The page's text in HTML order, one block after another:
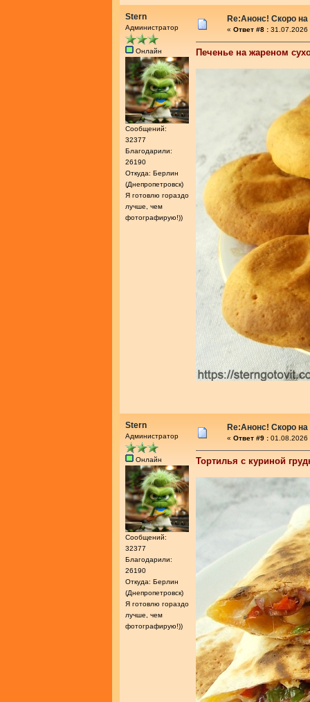
Stern
Администратор
Онлайн
Сообщений:
32377
Благодарили:
26190
Откуда: Берлин
(Днепропетровск)
Я готовлю гораздо
лучше, чем
фотографирую!))
Re:Анонс! Скоро
« Ответ #8 : 31.07.2026
Печенье на жареном
Stern
Администратор
Онлайн
Сообщений:
32377
Благодарили:
26190
Откуда: Берлин
(Днепропетровск)
Я готовлю гораздо
лучше, чем
фотографирую!))
Re:Анонс! Скоро
« Ответ #9 : 01.08.2026
Тортилья с куриной